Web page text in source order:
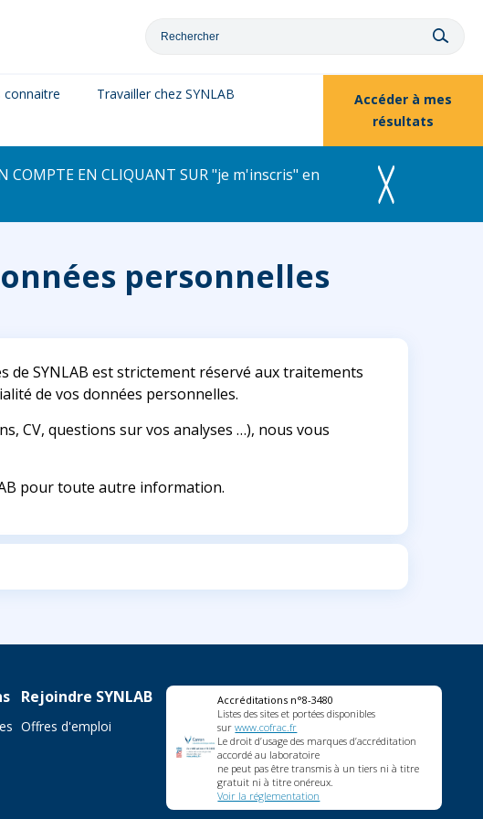
connaitre Travailler chez SYNLAB Accéder à mes
résultats
COMPTE EN CLIQUANT SUR "je m'inscris" en
personnelles
de SYNLAB est strictement réservé aux traitements
de vos données personnelles.
CV, questions sur vos analyses …), nous vous
pour toute autre information.
Rejoindre SYNLAB
Offres d'emploi
Accréditations n°8-3480
Listes des sites et portées disponibles
surwww.cofrac.fr
Le droit d’usage des marques d’accréditation
accordé au laboratoire
ne peut pas être transmis à un tiers ni à titre
gratuit ni à titre onéreux.
Voir la réglementation